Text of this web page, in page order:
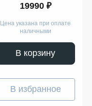
with Midnight Sport Band
19990 ₽
Цена указана при оплате
наличными
В корзину
В избранное